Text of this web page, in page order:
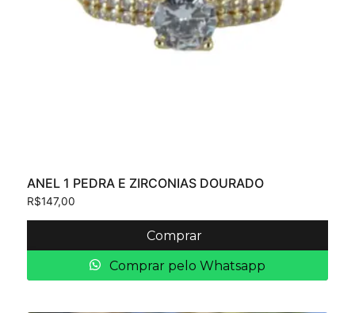
ANEL 1 PEDRA E ZIRCONIAS DOURADO
R$147,00
Comprar
Comprar pelo Whatsapp